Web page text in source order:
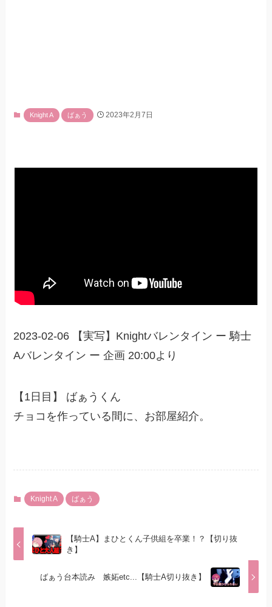
Knight A ばぁう 2023年2月7日
2023-02-06 【実写】Knightバレンタイン ー 騎士
Aバレンタイン ー 企画 20:00より
【1日目】 ばぁうくん
チョコを作っている間に、お部屋紹介。
Knight A ばぁう
【騎士A】まひとくん子供組を卒業！？【切り抜
き】
ばぁう台本読み 嫉妬etc...【騎士A切り抜き】